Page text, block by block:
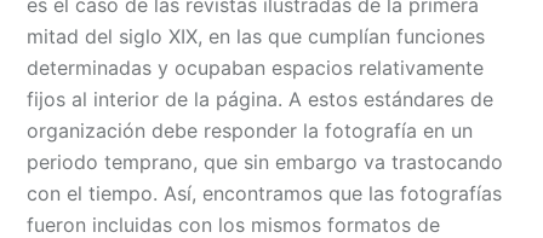
mitad del siglo XIX, en las que cumplían funciones
determinadas y ocupaban espacios relativamente
fijos al interior de la página. A estos estándares de
organización debe responder la fotografía en un
periodo temprano, que sin embargo va trastocando
con el tiempo. Así, encontramos que las fotografías
fueron incluidas con los mismos formatos de